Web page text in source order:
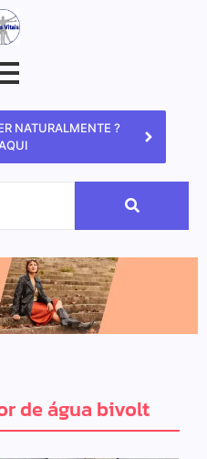
NATURALMENTE ?
de água bivolt